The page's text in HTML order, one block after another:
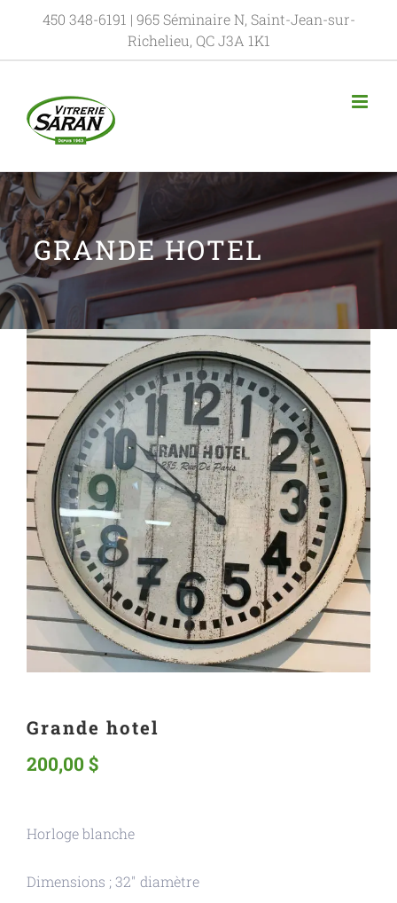
450 348-6191 | 965 Séminaire N, Saint-Jean-sur-
Richelieu, QC J3A 1K1
GRANDE HOTEL
Grande hotel
200,00 $
Horloge blanche
Dimensions ; 32″ diamètre